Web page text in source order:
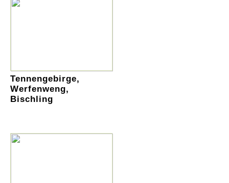
Tennengebirge,
Werfenweng,
Bischling